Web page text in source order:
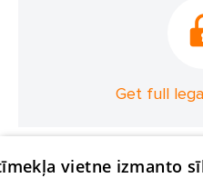
Get full
vietne izmanto